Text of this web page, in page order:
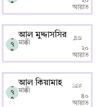
৩
আয়াত
০
৭
৪
আল মুদ্দাসসির
মাক্কী
২০
আয়াত
০
৭
৫
আল কিয়ামাহ
মাক্কী
৪০
আয়াত